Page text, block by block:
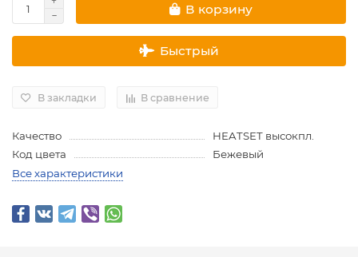
В корзину
Быстрый
В закладки В сравнение
Качество
HEATSET высокпл.
Код цвета
Бежевый
Все характеристики